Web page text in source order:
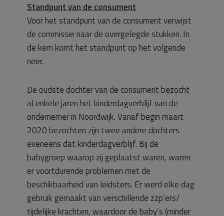
Standpunt van de consument
Voor het standpunt van de consument verwijst
de commissie naar de overgelegde stukken. In
de kern komt het standpunt op het volgende
neer.
De oudste dochter van de consument bezocht
al enkele jaren het kinderdagverblijf van de
ondernemer in Noordwijk. Vanaf begin maart
2020 bezochten zijn twee andere dochters
eveneens dat kinderdagverblijf. Bij de
babygroep waarop zij geplaatst waren, waren
er voortdurende problemen met de
beschikbaarheid van leidsters. Er werd elke dag
gebruik gemaakt van verschillende zzp’ers/
tijdelijke krachten, waardoor de baby’s (minder